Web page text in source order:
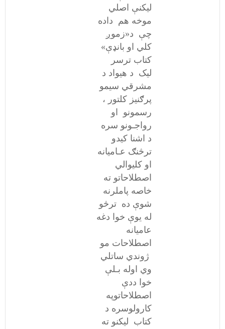
لیکنې اصلي
موخه هم داده
چې د«زموږ
کلي او بانډې»
کتاب ترسر
لیک د هیواد د
مشرقي سیمو
پرګنیز کلتور ،
رسمونو او
رواجـونو سره
د اشنا کیدو
ترڅنګ عـامیانه
او کلیوالي
اصطلاحاتو ته
خاصه پاملرنه
شوې ده ترڅو
له یوې خوا دغه
عامیانه
اصطلاحات مو
ژوندي ساتلي
وي اوله بـلې
خوا ددې
اصطلاحاتوپه
کارولوسره د
کتاب لیکنو ته